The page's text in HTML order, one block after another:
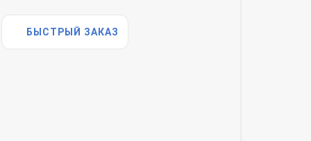
БЫСТРЫЙ ЗАКАЗ